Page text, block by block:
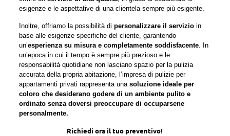
esigenze e le aspettative di una clientela sempre più esigente.
Inoltre, offriamo la possibilità di personalizzare il servizioin
base alle esigenze specifiche del cliente, garantendo
un’esperienza su misura e completamente soddisfacente. In
un’epoca in cui il tempo è sempre più prezioso e le
responsabilità quotidiane non lasciano spazio per la pulizia
accurata della propria abitazione, l’impresa di pulizie per
appartamenti privati rappresenta una soluzione ideale per
coloro che desiderano godere di un ambiente pulito e
ordinato senza doversi preoccupare di occuparsene
personalmente.
Richiedi ora il tuo preventivo!